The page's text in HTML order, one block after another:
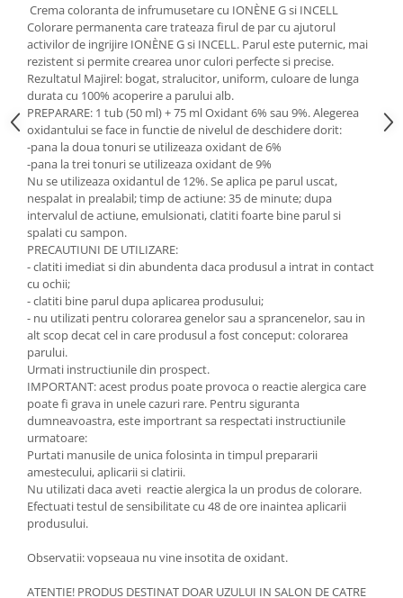
Crema coloranta de infrumusetare cu IONÈNE G si INCELL
Colorare permanenta care trateaza firul de par cu ajutorul
activilor de ingrijire IONÈNE G si INCELL. Parul este puternic, mai
rezistent si permite crearea unor culori perfecte si precise.
Rezultatul Majirel: bogat, stralucitor, uniform, culoare de lunga
durata cu 100% acoperire a parului alb.
PREPARARE: 1 tub (50 ml) + 75 ml Oxidant 6% sau 9%. Alegerea
oxidantului se face in functie de nivelul de deschidere dorit:
-pana la doua tonuri se utilizeaza oxidant de 6%
-pana la trei tonuri se utilizeaza oxidant de 9%
Nu se utilizeaza oxidantul de 12%. Se aplica pe parul uscat,
nespalat in prealabil; timp de actiune: 35 de minute; dupa
intervalul de actiune, emulsionati, clatiti foarte bine parul si
spalati cu sampon.
PRECAUTIUNI DE UTILIZARE:
- clatiti imediat si din abundenta daca produsul a intrat in contact
cu ochii;
- clatiti bine parul dupa aplicarea produsului;
- nu utilizati pentru colorarea genelor sau a sprancenelor, sau in
alt scop decat cel in care produsul a fost conceput: colorarea
parului.
Urmati instructiunile din prospect.
IMPORTANT: acest produs poate provoca o reactie alergica care
poate fi grava in unele cazuri rare. Pentru siguranta
dumneavoastra, este importrant sa respectati instructiunile
urmatoare:
Purtati manusile de unica folosinta in timpul prepararii
amestecului, aplicarii si clatirii.
Nu utilizati daca aveti reactie alergica la un produs de colorare.
Efectuati testul de sensibilitate cu 48 de ore inaintea aplicarii
produsului.
Observatii: vopseaua nu vine insotita de oxidant.
ATENTIE! PRODUS DESTINAT DOAR UZULUI IN SALON DE CATRE